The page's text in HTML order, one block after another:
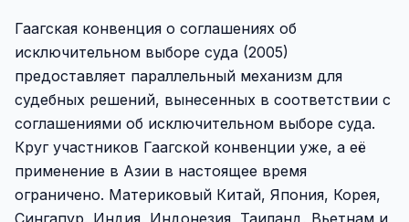
Гаагская конвенция о соглашениях об
исключительном выборе суда (2005)
предоставляет параллельный механизм для
судебных решений, вынесенных в соответствии с
соглашениями об исключительном выборе суда.
Круг участников Гаагской конвенции уже, а её
применение в Азии в настоящее время
ограничено. Материковый Китай, Япония, Корея,
Сингапур, Индия, Индонезия, Таиланд, Вьетнам и